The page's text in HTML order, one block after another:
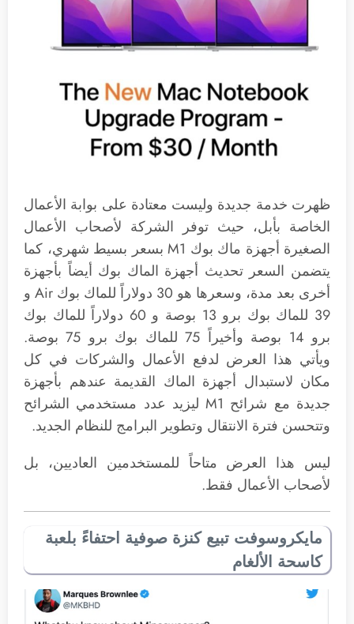
ظهرت خدمة جديدة وليست معتادة على بوابة الأعمال
الخاصة بأبل، حيث توفر الشركة لأصحاب الأعمال
الصغيرة أجهزة ماك بوك M1 بسعر بسيط شهري، كما
يتضمن السعر تحديث أجهزة الماك بوك أيضاً بأجهزة
أخرى بعد مدة، وسعرها هو 30 دولاراً للماك بوك Air و
39 للماك بوك برو 13 بوصة و 60 دولاراً للماك بوك
برو 14 بوصة وأخيراً 75 للماك بوك برو 75 بوصة.
ويأتي هذا العرض لدفع الأعمال والشركات في كل
مكان لاستبدال أجهزة الماك القديمة عندهم بأجهزة
جديدة مع شرائح M1 ليزيد عدد مستخدمي الشرائح
وتتحسن فترة الانتقال وتطوير البرامج للنظام الجديد.
ليس هذا العرض متاحاً للمستخدمين العاديين، بل
لأصحاب الأعمال فقط.
مايكروسوفت تبيع كنزة صوفية احتفاءً بلعبة
كاسحة الألغام